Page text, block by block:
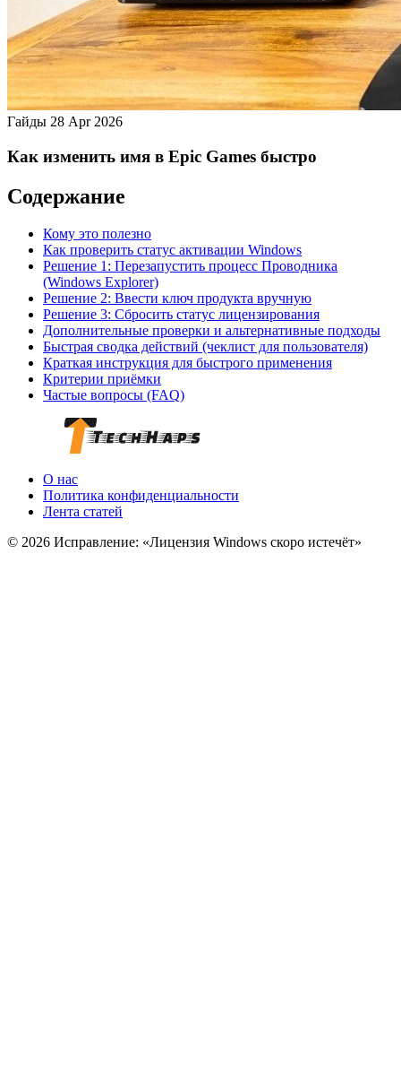
Гайды 28 Apr 2026
Как изменить имя в Epic Games быстро
Содержание
Кому это полезно
Как проверить статус активации Windows
Решение 1: Перезапустить процесс Проводника
(Windows Explorer)
Решение 2: Ввести ключ продукта вручную
Решение 3: Сбросить статус лицензирования
Дополнительные проверки и альтернативные подходы
Быстрая сводка действий (чеклист для пользователя)
Краткая инструкция для быстрого применения
Критерии приёмки
Частые вопросы (FAQ)
О нас
Политика конфиденциальности
Лента статей
© 2026 Исправление: «Лицензия Windows скоро истечёт»